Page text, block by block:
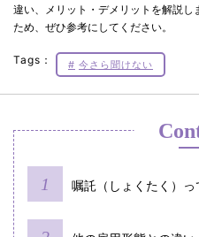
違い、メリット・デメリットを解説
ため、ぜひ参考にしてください。
Tags： 今さら聞けない
嘱託（しょくたく）っ